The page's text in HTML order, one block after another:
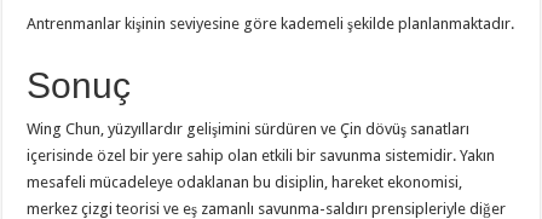
Antrenmanlar kişinin seviyesine göre kademeli şekilde planlanmaktadır.
Sonuç
Wing Chun, yüzyıllardır gelişimini sürdüren ve Çin dövüş sanatları
içerisinde özel bir yere sahip olan etkili bir savunma sistemidir. Yakın
mesafeli mücadeleye odaklanan bu disiplin, hareket ekonomisi,
merkez çizgi teorisi ve eş zamanlı savunma-saldırı prensipleriyle diğer